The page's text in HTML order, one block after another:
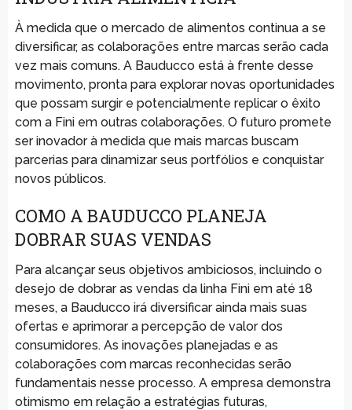
À medida que o mercado de alimentos continua a se
diversificar, as colaborações entre marcas serão cada
vez mais comuns. A Bauducco está à frente desse
movimento, pronta para explorar novas oportunidades
que possam surgir e potencialmente replicar o êxito
com a Fini em outras colaborações. O futuro promete
ser inovador à medida que mais marcas buscam
parcerias para dinamizar seus portfólios e conquistar
novos públicos.
COMO A BAUDUCCO PLANEJA
DOBRAR SUAS VENDAS
Para alcançar seus objetivos ambiciosos, incluindo o
desejo de dobrar as vendas da linha Fini em até 18
meses, a Bauducco irá diversificar ainda mais suas
ofertas e aprimorar a percepção de valor dos
consumidores. As inovações planejadas e as
colaborações com marcas reconhecidas serão
fundamentais nesse processo. A empresa demonstra
otimismo em relação a estratégias futuras,